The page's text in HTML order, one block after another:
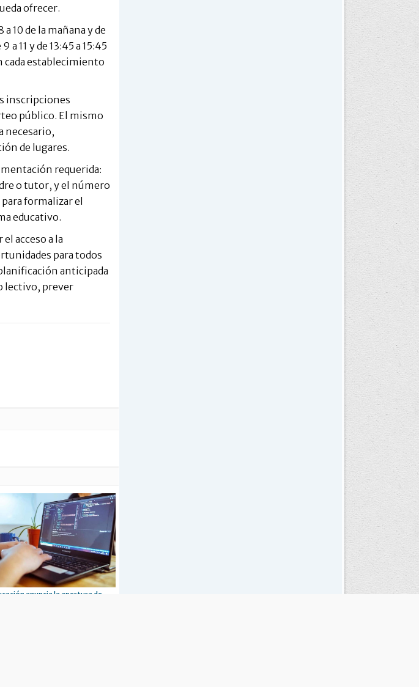
ofrecer.
10 de la mañana y de
11 y de 13:45 a 15:45
cada establecimiento
inscripciones
público. El mismo
necesario,
de lugares.
requerida:
o tutor, y el número
formalizar el
educativo.
acceso a la
para todos
anticipada
lectivo, prever
anuncia la apertura de